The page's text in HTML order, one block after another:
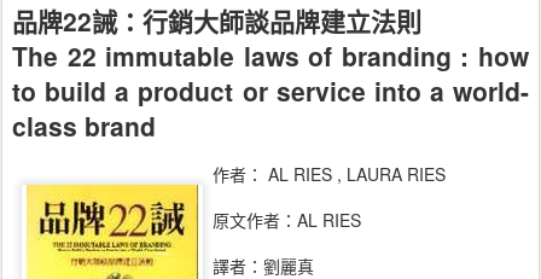
品牌22誡：行銷大師談品牌建立法則
The 22 immutable laws of branding : how
to build a product or service into a world-
class brand
作者： AL RIES , LAURA RIES
原文作者：AL RIES
譯者：劉麗真